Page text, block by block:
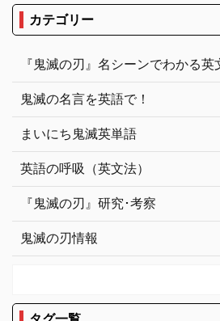
カテゴリー
『鬼滅の刃』名シーンでわかる英
鬼滅の名言を英語で！
まいにち鬼滅英単語
英語の呼吸（英文法）
『鬼滅の刃』研究･考察
鬼滅の刃情報